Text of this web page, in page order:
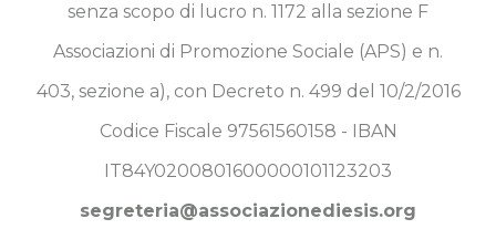
senza scopo di lucro n. 1172 alla sezione F
Associazioni di Promozione Sociale (APS) e n.
403, sezione a), con Decreto n. 499 del 10/2/2016
Codice Fiscale 97561560158 - IBAN
IT84Y0200801600000101123203
segreteria@associazionediesis.org